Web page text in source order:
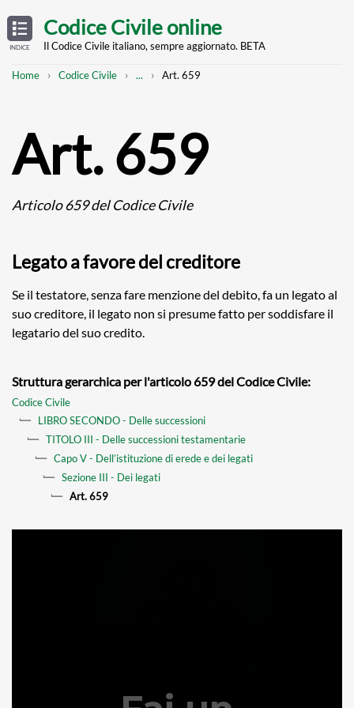
TABLE
OF
CONTENTS
INDICE
main
Codice Civile online
Il Codice Civile italiano, sempre aggiornato. BETA
Breadcrumb
Home Codice Civile
Mostra
... Art. 659
Art. 659
Articolo 659 del Codice Civile
Legato a favore del creditore
Se il testatore, senza fare menzione del debito, fa un legato al
suo creditore, il legato non si presume fatto per soddisfare il
legatario del suo credito.
Struttura gerarchica per l'articolo 659 del Codice Civile:
Codice Civile
LIBRO SECONDO - Delle successioni
TITOLO III - Delle successioni testamentarie
Capo V - Dell’istituzione di erede e dei legati
Sezione III - Dei legati
Art. 659